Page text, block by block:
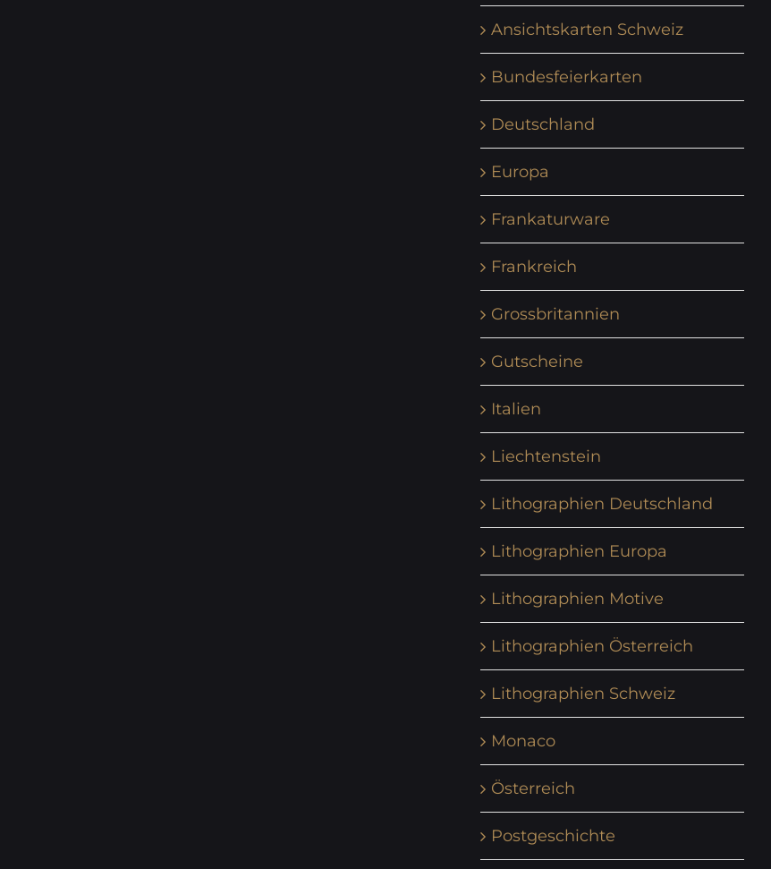
Ansichtskarten Schweiz
Bundesfeierkarten
Deutschland
Europa
Frankaturware
Frankreich
Grossbritannien
Gutscheine
Italien
Liechtenstein
Lithographien Deutschland
Lithographien Europa
Lithographien Motive
Lithographien Österreich
Lithographien Schweiz
Monaco
Österreich
Postgeschichte